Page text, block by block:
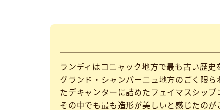
ランディはコニャック地方で最も古い歴
グランド・シャンパーニュ地方のごく限
たデキャンターに詰めたフェイマスシッ
その中でも最も造形が美しいと感じたの